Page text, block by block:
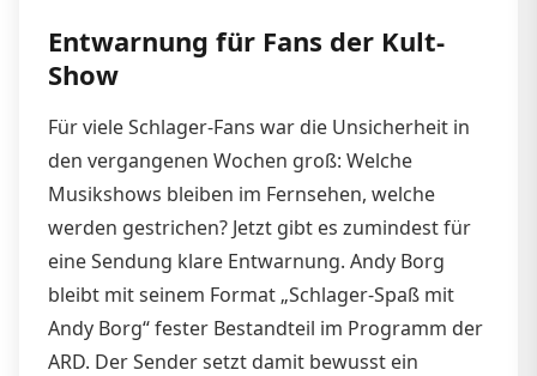
Entwarnung für Fans der Kult-
Show
Für viele Schlager-Fans war die Unsicherheit in
den vergangenen Wochen groß: Welche
Musikshows bleiben im Fernsehen, welche
werden gestrichen? Jetzt gibt es zumindest für
eine Sendung klare Entwarnung. Andy Borg
bleibt mit seinem Format „Schlager-Spaß mit
Andy Borg“ fester Bestandteil im Programm der
ARD. Der Sender setzt damit bewusst ein